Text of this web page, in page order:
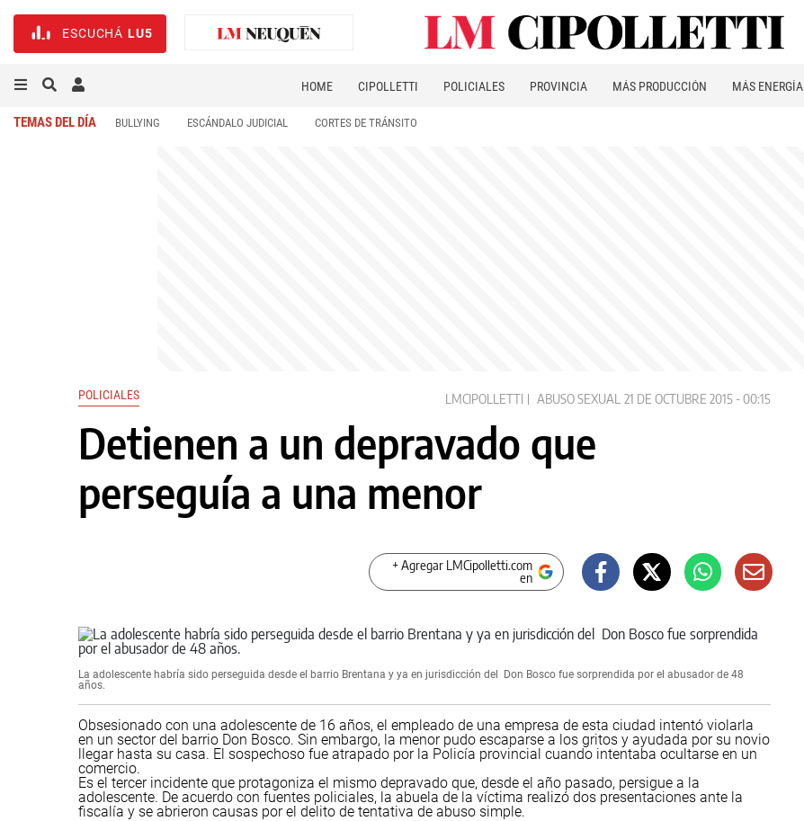
ESCUCHÁ LU5
HOME CIPOLLETTI POLICIALES PROVINCIA MÁS PRODUCCIÓN MÁS ENERGÍA
TEMAS DEL DÍA BULLYING ESCÁNDALO JUDICIAL CORTES DE TRÁNSITO
POLICIALES LMCIPOLLETTI ABUSO SEXUAL 21 DE OCTUBRE 2015 - 00:15
Detienen a un depravado que
perseguía a una menor
+ Agregar LMCipolletti.com
en
La adolescente habría sido perseguida desde el barrio Brentana y ya en jurisdicción del Don Bosco fue sorprendida por el abusador de 48
años.
Obsesionado con una adolescente de 16 años, el empleado de una empresa de esta ciudad intentó violarla
en un sector del barrio Don Bosco. Sin embargo, la menor pudo escaparse a los gritos y ayudada por su novio
llegar hasta su casa. El sospechoso fue atrapado por la Policía provincial cuando intentaba ocultarse en un
comercio.
Es el tercer incidente que protagoniza el mismo depravado que, desde el año pasado, persigue a la
adolescente. De acuerdo con fuentes policiales, la abuela de la víctima realizó dos presentaciones ante la
fiscalía y se abrieron causas por el delito de tentativa de abuso simple.